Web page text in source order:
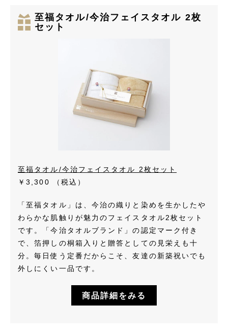
至福タオル/今治フェイスタオル 2枚
セット
至福タオル/今治フェイスタオル 2枚セット
￥3,300
（税込）
「至福タオル」は、今治の織りと染めを生かしたや
わらかな肌触りが魅力のフェイスタオル2枚セット
です。「今治タオルブランド」の認定マーク付き
で、箔押しの桐箱入りと贈答としての見栄えも十
分。毎日使う定番だからこそ、友達の新築祝いでも
外しにくい一品です。
商品詳細をみる